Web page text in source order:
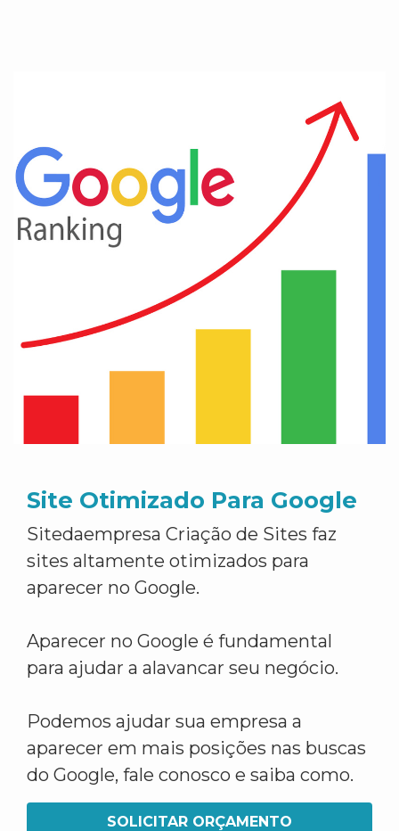
Site Otimizado Para Google
Sitedaempresa Criação de Sites faz
sites altamente otimizados para
aparecer no Google.
Aparecer no Google é fundamental
para ajudar a alavancar seu negócio.
Podemos ajudar sua empresa a
aparecer em mais posições nas buscas
do Google, fale conosco e saiba como.
SOLICITAR ORÇAMENTO